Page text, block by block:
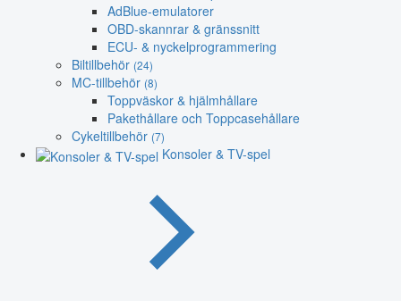
AdBlue-emulatorer
OBD-skannrar & gränssnitt
ECU- & nyckelprogrammering
Biltillbehör (24)
MC-tillbehör (8)
Toppväskor & hjälmhållare
Pakethållare och Toppcasehållare
Cykeltillbehör (7)
Konsoler & TV-spel